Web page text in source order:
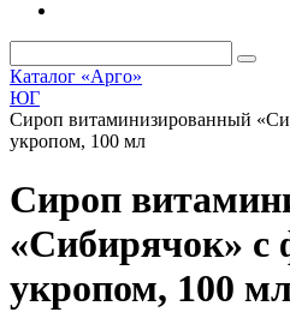
Каталог «Арго»
ЮГ
Сироп витаминизированный
укропом, 100 мл
Сироп
«Сибирячок» с
укропом, 100